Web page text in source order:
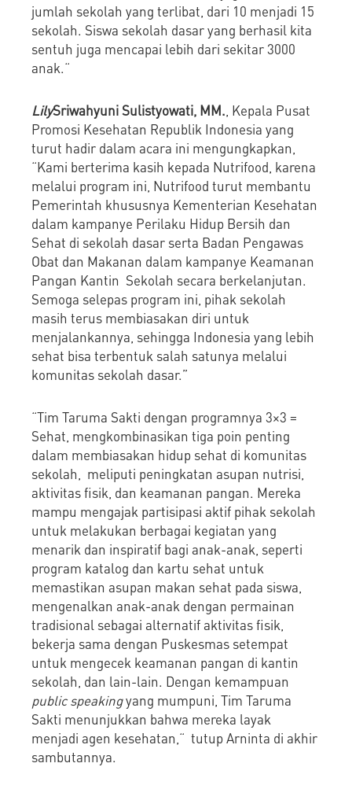
jumlah sekolah yang terlibat, dari 10 menjadi 15
sekolah. Siswa sekolah dasar yang berhasil kita
sentuh juga mencapai lebih dari sekitar 3000
anak.“
LilySriwahyuni Sulistyowati, MM. , Kepala Pusat
Promosi Kesehatan Republik Indonesia yang
turut hadir dalam acara ini mengungkapkan,
“Kami berterima kasih kepada Nutrifood, karena
melalui program ini, Nutrifood turut membantu
Pemerintah khususnya Kementerian Kesehatan
dalam kampanye Perilaku Hidup Bersih dan
Sehat di sekolah dasar serta Badan Pengawas
Obat dan Makanan dalam kampanye Keamanan
Pangan Kantin Sekolah secara berkelanjutan.
Semoga selepas program ini, pihak sekolah
masih terus membiasakan diri untuk
menjalankannya, sehingga Indonesia yang lebih
sehat bisa terbentuk salah satunya melalui
komunitas sekolah dasar.”
“Tim Taruma Sakti dengan programnya 3×3 =
Sehat, mengkombinasikan tiga poin penting
dalam membiasakan hidup sehat di komunitas
sekolah, meliputi peningkatan asupan nutrisi,
aktivitas fisik, dan keamanan pangan. Mereka
mampu mengajak partisipasi aktif pihak sekolah
untuk melakukan berbagai kegiatan yang
menarik dan inspiratif bagi anak-anak, seperti
program katalog dan kartu sehat untuk
memastikan asupan makan sehat pada siswa,
mengenalkan anak-anak dengan permainan
tradisional sebagai alternatif aktivitas fisik,
bekerja sama dengan Puskesmas setempat
untuk mengecek keamanan pangan di kantin
sekolah, dan lain-lain. Dengan kemampuan
public speakingyang mumpuni, Tim Taruma
Sakti menunjukkan bahwa mereka layak
menjadi agen kesehatan,“ tutup Arninta di akhir
sambutannya.